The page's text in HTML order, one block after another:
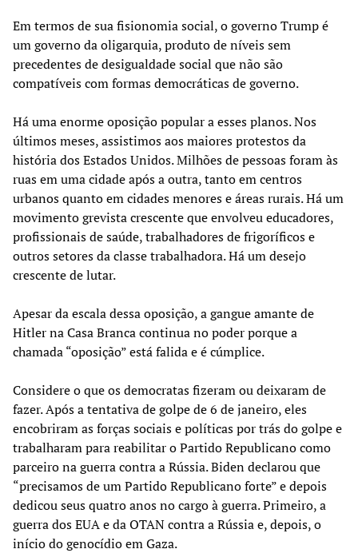
Em termos de sua fisionomia social, o governo Trump é
um governo da oligarquia, produto de níveis sem
precedentes de desigualdade social que não são
compatíveis com formas democráticas de governo.
Há uma enorme oposição popular a esses planos. Nos
últimos meses, assistimos aos maiores protestos da
história dos Estados Unidos. Milhões de pessoas foram às
ruas em uma cidade após a outra, tanto em centros
urbanos quanto em cidades menores e áreas rurais. Há um
movimento grevista crescente que envolveu educadores,
profissionais de saúde, trabalhadores de frigoríficos e
outros setores da classe trabalhadora. Há um desejo
crescente de lutar.
Apesar da escala dessa oposição, a gangue amante de
Hitler na Casa Branca continua no poder porque a
chamada “oposição” está falida e é cúmplice.
Considere o que os democratas fizeram ou deixaram de
fazer. Após a tentativa de golpe de 6 de janeiro, eles
encobriram as forças sociais e políticas por trás do golpe e
trabalharam para reabilitar o Partido Republicano como
parceiro na guerra contra a Rússia. Biden declarou que
“precisamos de um Partido Republicano forte” e depois
dedicou seus quatro anos no cargo à guerra. Primeiro, a
guerra dos EUA e da OTAN contra a Rússia e, depois, o
início do genocídio em Gaza.